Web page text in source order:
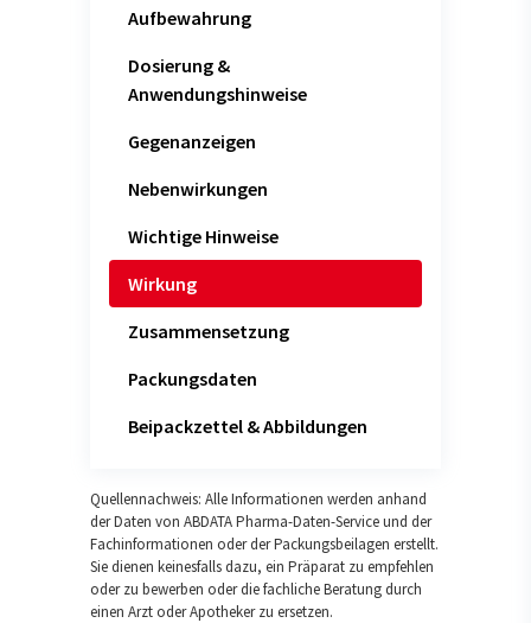
Aufbewahrung
Dosierung &
Anwendungshinweise
Gegenanzeigen
Nebenwirkungen
Wichtige Hinweise
Wirkung
Zusammensetzung
Packungsdaten
Beipackzettel & Abbildungen
Quellennachweis: Alle Informationen werden anhand
der Daten von ABDATA Pharma-Daten-Service und der
Fachinformationen oder der Packungsbeilagen erstellt.
Sie dienen keinesfalls dazu, ein Präparat zu empfehlen
oder zu bewerben oder die fachliche Beratung durch
einen Arzt oder Apotheker zu ersetzen.